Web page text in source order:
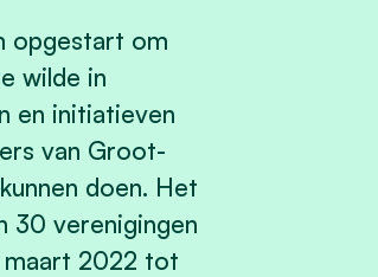
opgestart om
wilde in
en initiatieven
van Groot-
doen. Het
30 verenigingen
maart 2022 tot